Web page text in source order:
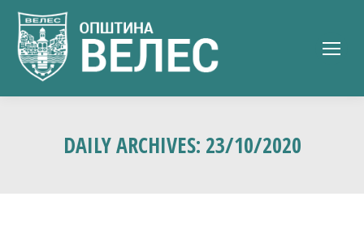
DAILY ARCHIVES: 23/10/2020